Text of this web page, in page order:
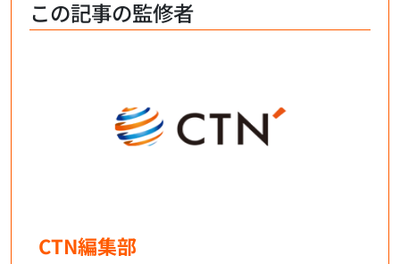
この記事の監修者
CTN編集部